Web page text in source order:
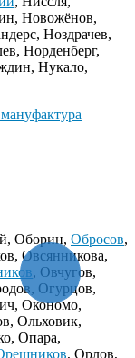
Новожёнов,
Ноздрачев,
Норденберг,
Нукало,
Оборин, Обросов,
Овсянникова,
, Овчугов,
Огурцов,
Окономо,
Ольховик,
Опара,
, Орлов,